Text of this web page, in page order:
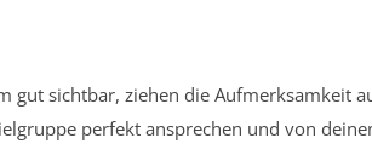
gut sichtbar, ziehen die Aufmerksamkeit
perfekt ansprechen und von